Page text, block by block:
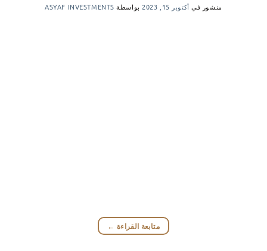
منشور في أكتوبر 15, 2023 بواسطة ASYAF INVESTMENTS
متابعة القراءة ←